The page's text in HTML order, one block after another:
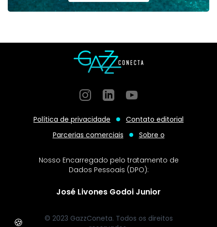
InstagramGitHubGitHub
Política de privacidade
Contato editorial
Parcerias comerciais
Sobre o
Nosso Encarregado pelo tratamento de
Dados Pessoais (DPO):
José Livones Godoi Junior
© 2023 GazzConeta. Todos os direitos
🍪